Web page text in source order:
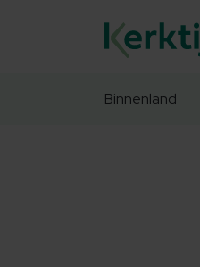
Binnenland